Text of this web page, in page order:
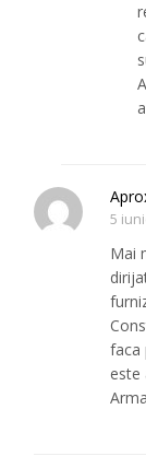
5
Mai
faca
este